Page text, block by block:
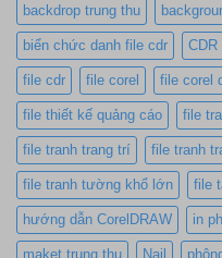
backdrop trung thu
biển chức danh file cdr CDR
file cdr file corel file corel
file thiết kế quảng cáo file
file tranh trang trí file tranh
file tranh tường khổ lớn file
hướng dẫn CorelDRAW in
maket trung thu Nail